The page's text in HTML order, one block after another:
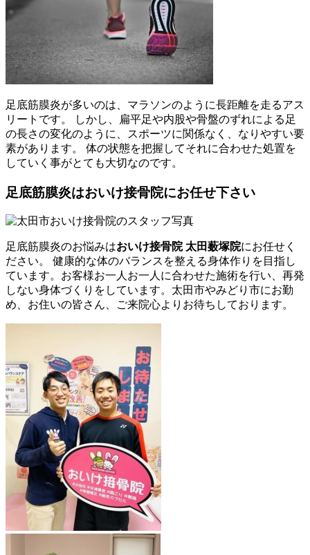
足底筋膜炎が多いのは、マラソンのように長距離を走るアス
リートです。 しかし、扁平足や内股や骨盤のずれによる足
の長さの変化のように、スポーツに関係なく、なりやすい要
素があります。 体の状態を把握してそれに合わせた処置を
していく事がとても大切なのです。
足底筋膜炎はおいけ接骨院にお任せ下さい
足底筋膜炎のお悩みはおいけ接骨院 太田薮塚院にお任せく
ださい。 健康的な体のバランスを整える身体作りを目指し
ています。お客様お一人お一人に合わせた施術を行い、再発
しない身体づくりをしています。太田市やみどり市にお勤
め、お住いの皆さん、ご来院心よりお待ちしております。